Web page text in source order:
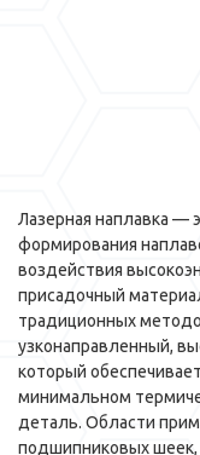
Лазерная наплавка —
формирования
воздействия
присадочный
традиционных
узконаправленный,
который
минимальном
деталь. Области
подшипниковых шеек,